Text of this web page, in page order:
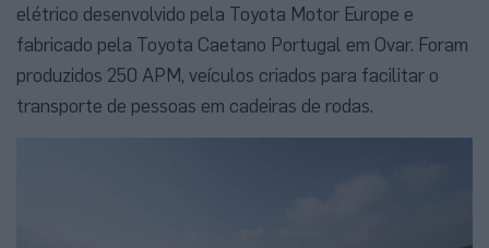
elétrico desenvolvido pela Toyota Motor Europe e
fabricado pela Toyota Caetano Portugal em Ovar. Foram
produzidos 250 APM, veículos criados para facilitar o
transporte de pessoas em cadeiras de rodas.